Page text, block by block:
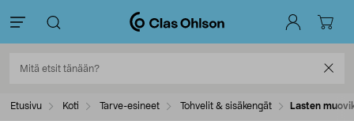
Etusivu Koti Tarve-esineet Tohvelit & sisäkengät Lasten